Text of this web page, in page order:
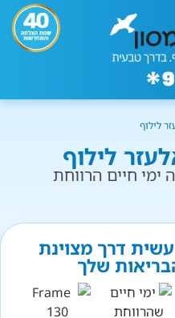
לילוף
לילוף
חיים הרווחת
דרך מצוינת
שלך